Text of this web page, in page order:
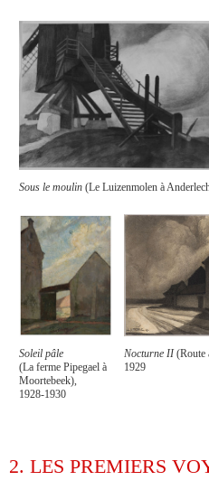
Sous le moulin (Le Luizenmolen à
Soleil pâle
(La ferme Pipegael à
Moortebeek),
1928-1930
Nocturne II(Route
1929
2. LES PREMIERS